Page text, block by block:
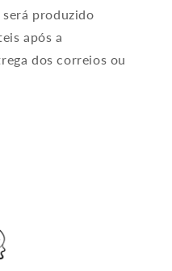
produzido
após a
dos correios ou